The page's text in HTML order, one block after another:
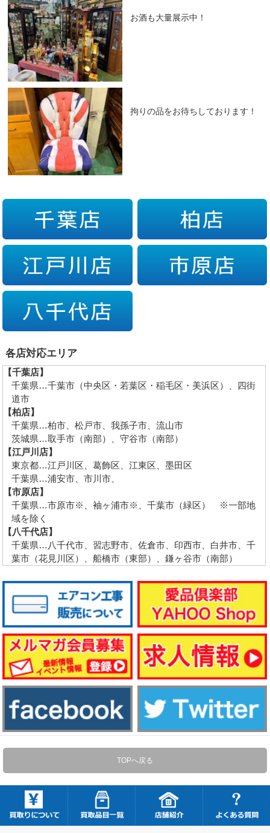
お酒も大量展示中！
拘りの品をお待ちしております！
各店対応エリア
【千葉店】
千葉県…千葉市（中央区・若葉区・稲毛区・美浜区）、四街
道市
【柏店】
千葉県…柏市、松戸市、我孫子市、流山市
茨城県…取手市（南部）、守谷市（南部）
【江戸川店】
東京都…江戸川区、葛飾区、江東区、墨田区
千葉県…浦安市、市川市、
【市原店】
千葉県…市原市※、袖ヶ浦市※、千葉市（緑区） ※一部地
域を除く
【八千代店】
千葉県…八千代市、習志野市、佐倉市、印西市、白井市、千
葉市（花見川区）、船橋市（東部）、鎌ヶ谷市（南部）
TOPへ戻る